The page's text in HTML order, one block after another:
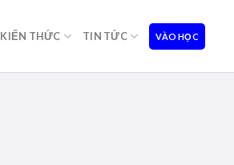
KIẾN THỨC TIN TỨC VÀO HỌC